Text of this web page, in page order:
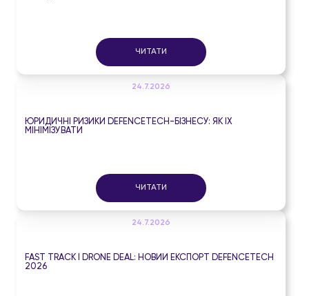
ЧИТАТИ
24.7.2026
ЮРИДИЧНІ РИЗИКИ DEFENCETECH-БІЗНЕСУ: ЯК ЇХ
МІНІМІЗУВАТИ
ЧИТАТИ
24.7.2026
FAST TRACK І DRONE DEAL: НОВИЙ ЕКСПОРТ DEFENCETECH
2026